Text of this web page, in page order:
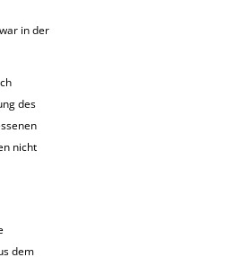
in der
des
nicht
dem